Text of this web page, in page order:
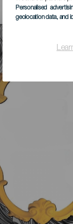
Personalised
geolocation data, and